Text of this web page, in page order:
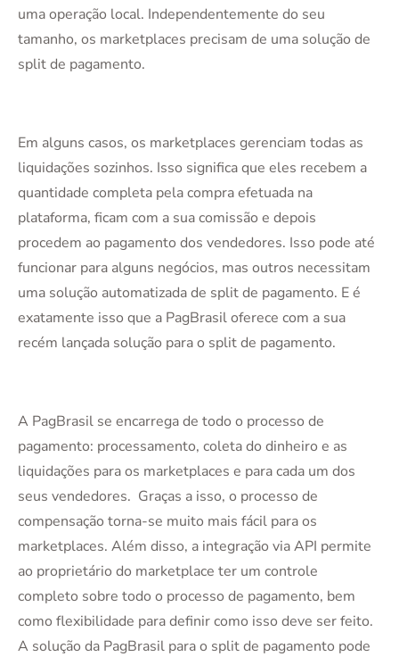
uma operação local. Independentemente do seu
tamanho, os marketplaces precisam de uma solução de
split de pagamento.
Em alguns casos, os marketplaces gerenciam todas as
liquidações sozinhos. Isso significa que eles recebem a
quantidade completa pela compra efetuada na
plataforma, ficam com a sua comissão e depois
procedem ao pagamento dos vendedores. Isso pode até
funcionar para alguns negócios, mas outros necessitam
uma solução automatizada de split de pagamento. E é
exatamente isso que a PagBrasil oferece com a sua
recém lançada solução para o split de pagamento.
A PagBrasil se encarrega de todo o processo de
pagamento: processamento, coleta do dinheiro e as
liquidações para os marketplaces e para cada um dos
seus vendedores. Graças a isso, o processo de
compensação torna-se muito mais fácil para os
marketplaces. Além disso, a integração via API permite
ao proprietário do marketplace ter um controle
completo sobre todo o processo de pagamento, bem
como flexibilidade para definir como isso deve ser feito.
A solução da PagBrasil para o split de pagamento pode